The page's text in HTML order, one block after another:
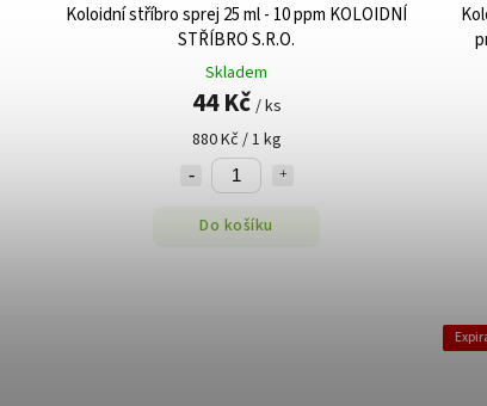
Koloidní stříbro sprej 25 ml - 10 ppm KOLOIDNÍ
STŘÍBRO S.R.O.
Skladem
44 Kč / ks
880 Kč / 1 kg
Do košíku